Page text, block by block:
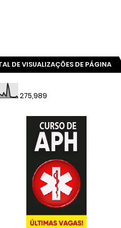
DE VISUALIZAÇÕES DE PÁGINA
275,989